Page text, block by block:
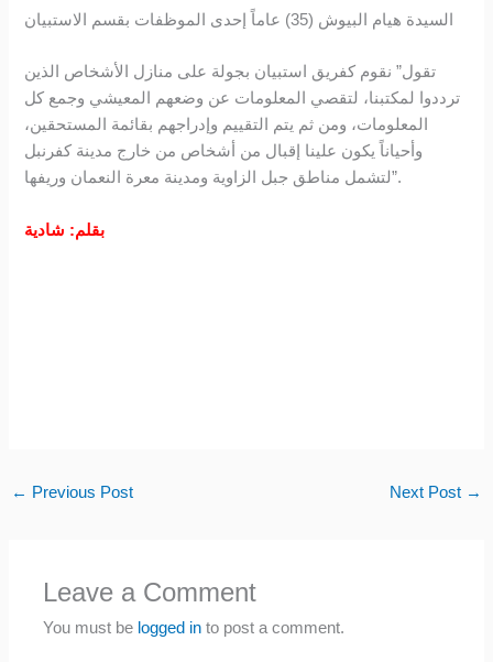
السيدة هيام البيوش (35) عاماً إحدى الموظفات بقسم الاستبيان
تقول” نقوم كفريق استبيان بجولة على منازل الأشخاص الذين
ترددوا لمكتبنا، لتقصي المعلومات عن وضعهم المعيشي وجمع كل
المعلومات، ومن ثم يتم التقييم وإدراجهم بقائمة المستحقين،
وأحياناً يكون علينا إقبال من أشخاص من خارج مدينة كفرنبل
لتشمل مناطق جبل الزاوية ومدينة معرة النعمان وريفها”.
بقلم: شادية
← Previous Post Next Post →
Leave a Comment
You must be logged in to post a comment.